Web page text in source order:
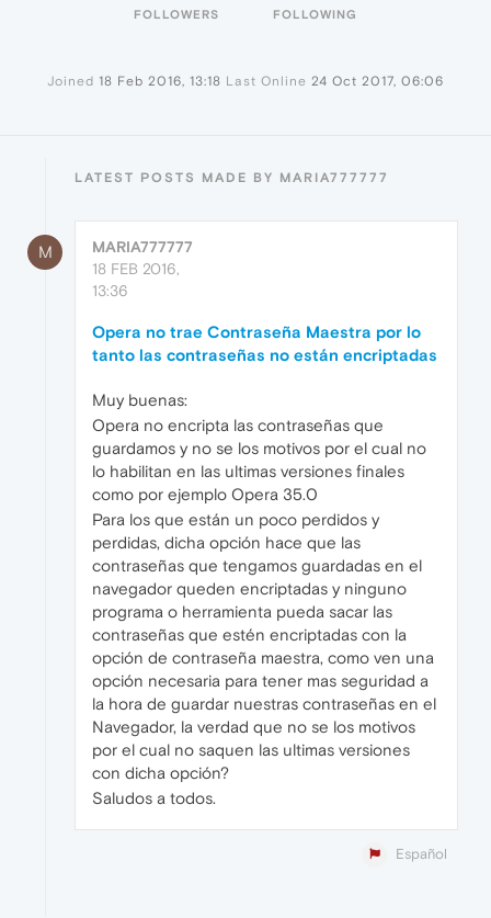
FOLLOWERS FOLLOWING
Joined 18 Feb 2016, 13:18 Last Online 24 Oct 2017, 06:06
LATEST POSTS MADE BY MARIA777777
M
MARIA777777
18 FEB 2016,
13:36
Opera no trae Contraseña Maestra por lo
tanto las contraseñas no están encriptadas
Muy buenas:
Opera no encripta las contraseñas que
guardamos y no se los motivos por el cual no
lo habilitan en las ultimas versiones finales
como por ejemplo Opera 35.0
Para los que están un poco perdidos y
perdidas, dicha opción hace que las
contraseñas que tengamos guardadas en el
navegador queden encriptadas y ninguno
programa o herramienta pueda sacar las
contraseñas que estén encriptadas con la
opción de contraseña maestra, como ven una
opción necesaria para tener mas seguridad a
la hora de guardar nuestras contraseñas en el
Navegador, la verdad que no se los motivos
por el cual no saquen las ultimas versiones
con dicha opción?
Saludos a todos.
Español